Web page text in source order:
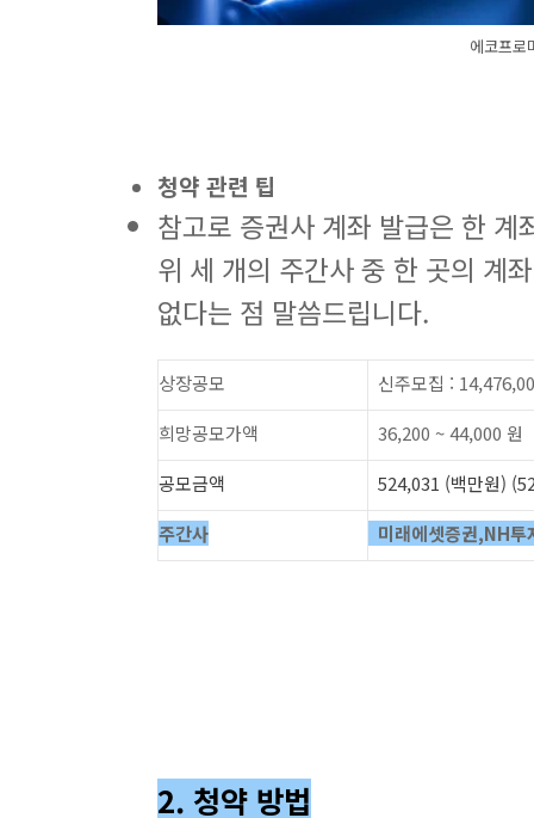
에코프로
청약 관련 팁
참고로 증권사 계좌 발급은 한
위 세 개의 주간사 중 한 곳의 계
없다는 점 말씀드립니다.
상장공모
신주모집 :
희망공모가액
36,200 ~ 44,000 원
공모금액
524,031 (백만원)
주간사
미래에셋증권,NH투
2. 청약 방법